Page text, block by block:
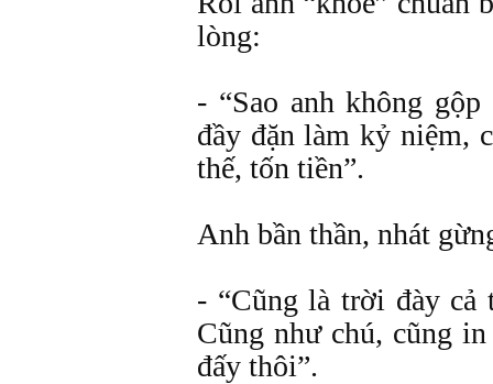
lòng:
- “Sao anh không
đầy đặn làm kỷ niệm,
thế, tốn tiền”.
Anh bần thần, nhát
- “Cũng là trời đày cả
Cũng như chú, cũng
đấy thôi”.